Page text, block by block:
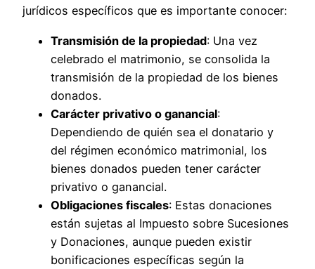
jurídicos específicos que es importante conocer:
Transmisión de la propiedad: Una vez
celebrado el matrimonio, se consolida la
transmisión de la propiedad de los bienes
donados.
Carácter privativo o ganancial:
Dependiendo de quién sea el donatario y
del régimen económico matrimonial, los
bienes donados pueden tener carácter
privativo o ganancial.
Obligaciones fiscales: Estas donaciones
están sujetas al Impuesto sobre Sucesiones
y Donaciones, aunque pueden existir
bonificaciones específicas según la